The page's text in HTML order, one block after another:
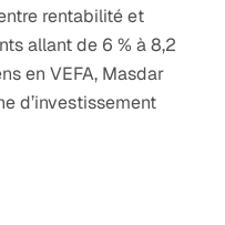
rentabilité et
allant de 6 % à 8,2
en VEFA, Masdar
d’investissement